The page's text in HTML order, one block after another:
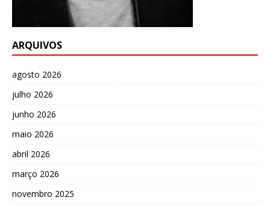
ARQUIVOS
agosto 2026
julho 2026
junho 2026
maio 2026
abril 2026
março 2026
novembro 2025